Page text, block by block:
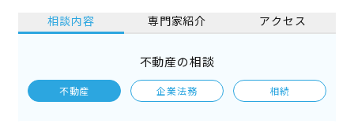
相談内容 専門家紹介 アクセス
不動産の相談
不動産 企業法務 相続